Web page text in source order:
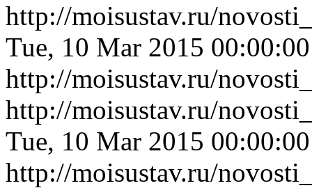
http://moisustav.ru/
Tue, 10 Mar 2015
http://moisustav.ru/
http://moisustav.ru/
Tue, 10 Mar 2015
http://moisustav.ru/